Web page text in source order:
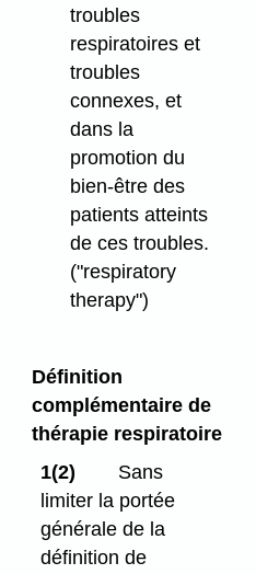
troubles
respiratoires et
troubles
connexes, et
dans la
promotion du
bien-être des
patients atteints
de ces troubles.
("respiratory
therapy")
Définition
complémentaire de
thérapie respiratoire
1(2)
Sans
limiter la portée
générale de la
définition de